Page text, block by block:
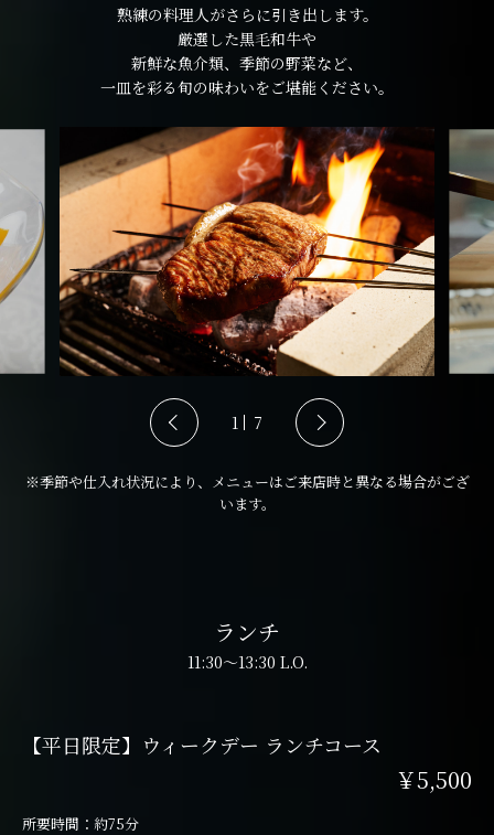
熟練の料理人がさらに引き出します。
厳選した黒毛和牛や
新鮮な魚介類、季節の野菜など、
一皿を彩る旬の味わいをご堪能ください。
1 7
※季節や仕入れ状況により、メニューはご来店時と異なる場合がござ
います。
ランチ
11:30～13:30 L.O.
【平日限定】ウィークデー ランチコース
￥5,500
所要時間：約75分